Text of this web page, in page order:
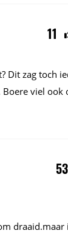
11
Dit zag toch
Boere viel ook
53
draaid.maar